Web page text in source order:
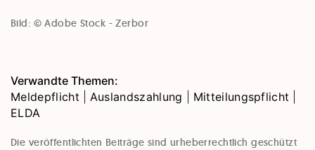
Bild: © Adobe Stock - Zerbor
Verwandte Themen:
Meldepflicht
Auslandszahlung Mitteilungspflicht
ELDA
Die veröffentlichten Beiträge sind urheberrechtlich geschützt